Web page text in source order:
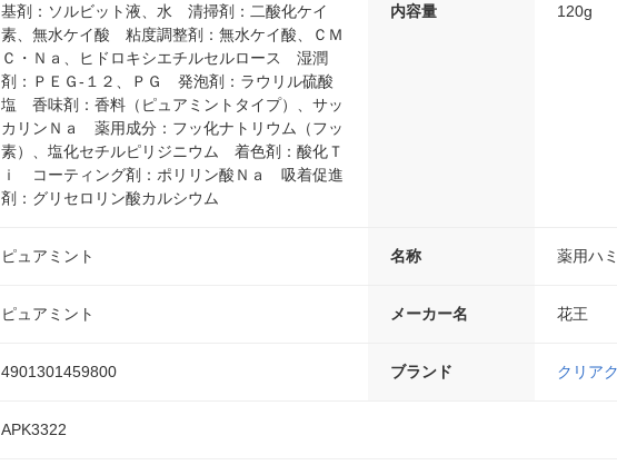
基剤：ソルビット液、水 清掃剤：二酸化ケイ
素、無水ケイ酸 粘度調整剤：無水ケイ酸、ＣＭ
Ｃ・Ｎａ、ヒドロキシエチルセルロース 湿潤
剤：ＰＥＧ-１２、ＰＧ 発泡剤：ラウリル硫酸
塩 香味剤：香料（ピュアミントタイプ）、サッ
カリンＮａ 薬用成分：フッ化ナトリウム（フッ
素）、塩化セチルピリジニウム 着色剤：酸化Ｔ
ｉ コーティング剤：ポリリン酸Ｎａ 吸着促進
剤：グリセロリン酸カルシウム
内容量 120g
ピュアミント 名称 薬用ハ
ピュアミント メーカー名 花王
4901301459800 ブランド クリア
APK3322